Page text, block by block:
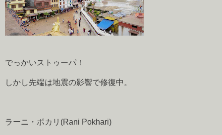
でっかいストゥーパ！
しかし先端は地震の影響で修復中。
ラーニ・ポカリ(Rani Pokhari)